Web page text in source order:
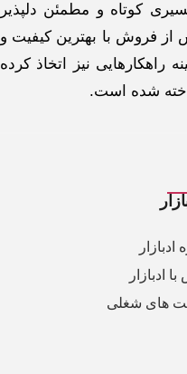
کوتاه و مطمئن دلپذیر
فروش با بهترین کیفیت و
راهکارهایی نیز اتخاذ کرده
شده است.
ادبازار
ادبازار
های شغلی